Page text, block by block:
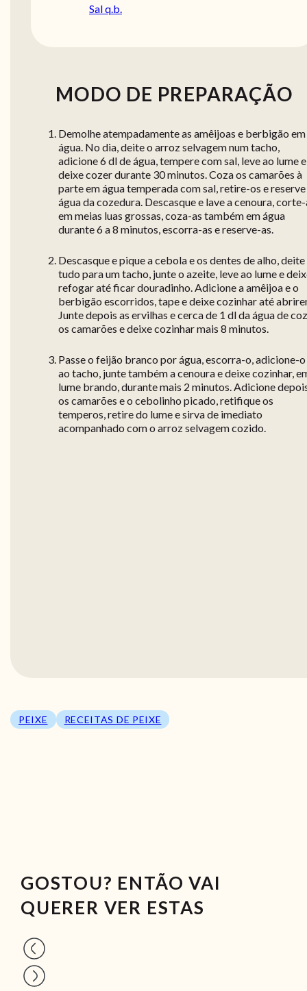
Sal q.b.
MODO DE PREPARAÇÃO
Demolhe atempadamente as amêijoas e berbigão em
água. No dia, deite o arroz selvagem num tacho,
adicione 6 dl de água, tempere com sal, leve ao lume e
deixe cozer durante 30 minutos. Coza os camarões à
parte em água temperada com sal, retire-os e reserve
água da cozedura. Descasque e lave a cenoura,
em meias luas grossas, coza-as também em água
durante 6 a 8 minutos, escorra-as e reserve-as.
Descasque e pique a cebola e os dentes de alho, deite
tudo para um tacho, junte o azeite, leve ao lume e
refogar até ficar douradinho. Adicione a amêijoa e o
berbigão escorridos, tape e deixe cozinhar até
Junte depois as ervilhas e cerca de 1 dl da água de
os camarões e deixe cozinhar mais 8 minutos.
Passe o feijão branco por água, escorra-o, adicione-o
ao tacho, junte também a cenoura e deixe cozinhar,
lume brando, durante mais 2 minutos. Adicione
os camarões e o cebolinho picado, retifique os
temperos, retire do lume e sirva de imediato
acompanhado com o arroz selvagem cozido.
PEIXE RECEITAS DE PEIXE
GOSTOU? ENTÃO VAI
QUERER VER ESTAS